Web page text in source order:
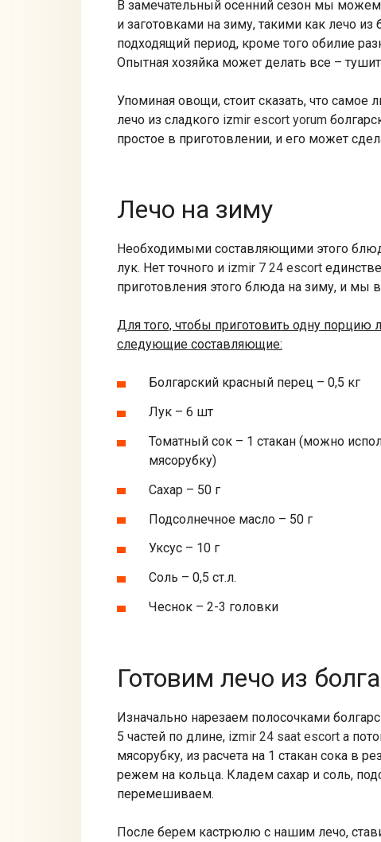
В замечательный осенний сезон мы
и заготовками на зиму, такими как лечо
подходящий период, кроме того обилие
Опытная хозяйка может делать все –
Упоминая овощи, стоит сказать, что
лечо из сладкого izmir escort yorum
простое в приготовлении, и его может
Лечо на зиму
Необходимыми составляющими этого
лук. Нет точного и izmir 7 24 escort
приготовления этого блюда на зиму, и мы
Для того, чтобы приготовить одну порцию
следующие составляющие:
Болгарский красный перец – 0,5 кг
Лук – 6 шт
Томатный сок – 1 стакан (можно
мясорубку)
Сахар – 50 г
Подсолнечное масло – 50 г
Уксус – 10 г
Соль – 0,5 ст.л.
Чеснок – 2-3 головки
Готовим лечо из
Изначально нарезаем полосочками
5 частей по длине, izmir 24 saat escort а
мясорубку, из расчета на 1 стакан сока в
режем на кольца. Кладем сахар и соль,
перемешиваем.
После берем кастрюлю с нашим лечо,